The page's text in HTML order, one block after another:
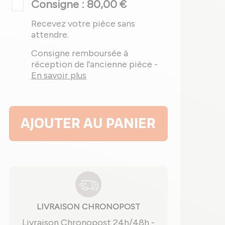
Consigne : 80,00 €
Recevez votre pièce sans
attendre.
Consigne remboursée à
réception de l'ancienne pièce -
En savoir plus
AJOUTER AU PANIER
LIVRAISON CHRONOPOST
Livraison Chronopost 24h/48h -